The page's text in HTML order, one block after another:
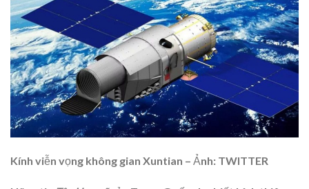
Kính viễn vọng không gian Xuntian – Ảnh: TWITTER